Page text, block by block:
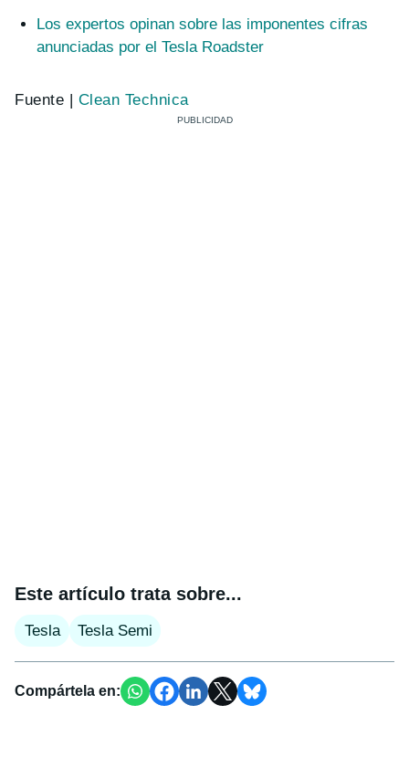
Los expertos opinan sobre las imponentes cifras
anunciadas por el Tesla Roadster
Fuente | Clean Technica
Este artículo trata sobre...
Tesla Tesla Semi
Compártela en: